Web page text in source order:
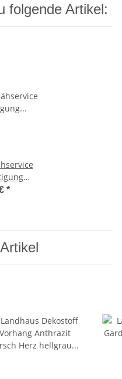
folgende Artikel:
Stück)
*